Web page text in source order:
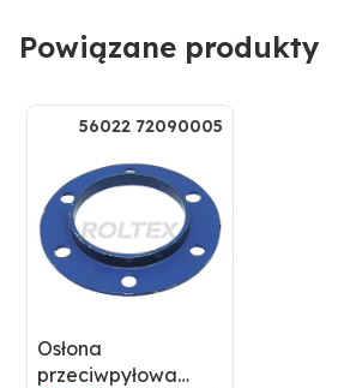
Powiązane produkty
56022 72090005
Osłona
przeciwpyłowa